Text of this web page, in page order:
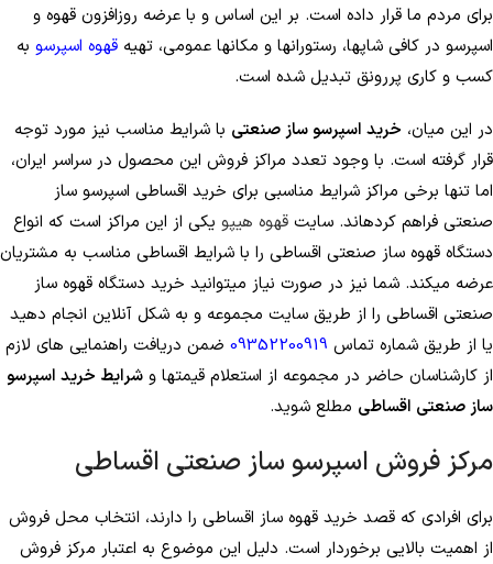
برای مردم ما قرار داده است. بر این اساس و با عرضه روزافزون قهوه و
اسپرسو در کافی شاپ­ها، رستوران­ها و مکان­ها عمومی، تهیه قهوه اسپرسو به
کسب و کاری پررونق تبدیل شده است.
در این میان، خرید اسپرسو ساز صنعتی با شرایط مناسب نیز مورد توجه
قرار گرفته است. با وجود تعدد مراکز فروش این محصول در سراسر ایران،
اما تنها برخی مراکز شرایط مناسبی برای خرید اقساطی اسپرسو ساز
صنعتی فراهم کرده­اند. سایت قهوه هیپو یکی از این مراکز است که انواع
دستگاه قهوه ساز صنعتی اقساطی را با شرایط اقساطی مناسب به مشتریان
عرضه می­کند. شما نیز در صورت نیاز می­توانید خرید دستگاه قهوه ساز
صنعتی اقساطی را از طریق سایت مجموعه و به شکل آنلاین انجام دهید
یا از طریق شماره تماس
09352200919 ضمن دریافت راهنمایی­ های لازم
از کارشناسان حاضر در مجموعه از استعلام قیمت­ها و شرایط خرید اسپرسو
ساز صنعتی اقساطی مطلع شوید.
مرکز فروش اسپرسو ساز صنعتی اقساطی
برای افرادی که قصد خرید قهوه ساز اقساطی را دارند، انتخاب محل فروش
از اهمیت بالایی برخوردار است. دلیل این موضوع به اعتبار مرکز فروش